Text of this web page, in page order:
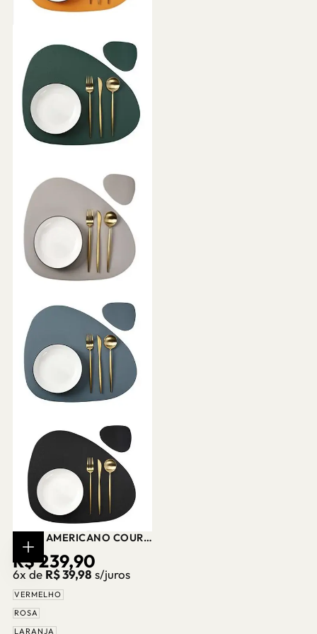
ESCOLHER
OPÇÕES
JOGO AMERICANO COURO
SINTÉTICO FORMATO
ORGÂNICO CASA
SPLENDIDA
PREÇO
REGULAR
R$ 239,90
6x de R$ 39,98 s/juros
VERMELHO
ROSA
LARANJA